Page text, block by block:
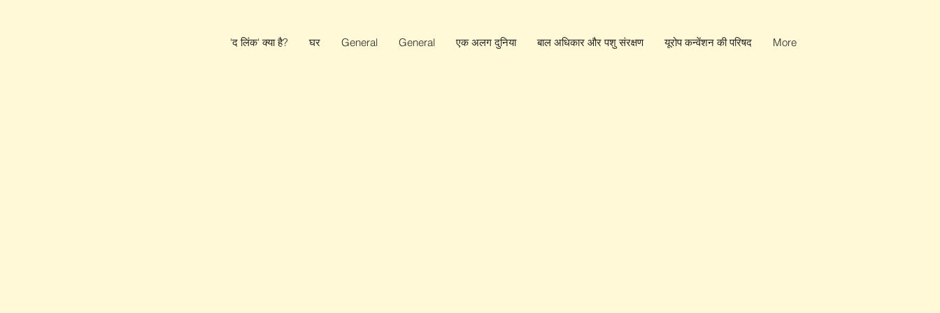
'द लिंक' क्या है? घर General General एक अलग दुनिया बाल अधिकार और पशु संरक्षण यूरोप कन्वेंशन की परिषद More